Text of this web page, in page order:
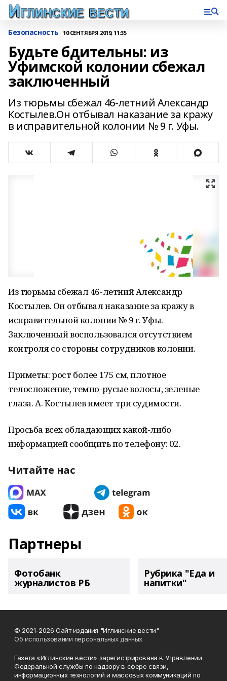
Безопасность 10 СЕНТЯБРЯ 2019, 11:35
Будьте бдительны: из
Уфимской колонии сбежал
заключенный
Из тюрьмы сбежал 46-летний Александр
Костылев.Он отбывал наказание за кражу
в исправительной колонии № 9 г. Уфы.
Из тюрьмы сбежал 46-летний Александр
Костылев. Он отбывал наказание за кражу в
исправительной колонии № 9 г. Уфы.
Заключенный воспользовался отсутствием
контроля со стороны сотрудников колонии.
Приметы: рост более 175 см, плотное
телосложение, темно-русые волосы, зеленые
глаза. А. Костылев имеет три судимости.
Просьба всех обладающих какой-либо
информацией сообщить по телефону: 02.
Читайте нас
Партнеры
Фотобанк
журналистов РБ
Рубрика "Еда и
напитки"
© 2021-2026 Сайт издания "Иглинские вести"
Об использовании персональных данных
Газета «Иглинские вести» зарегистрирована в Управлении
Федеральной службы по надзору в сфере связи,
информационных технологий и массовых коммуникаций по